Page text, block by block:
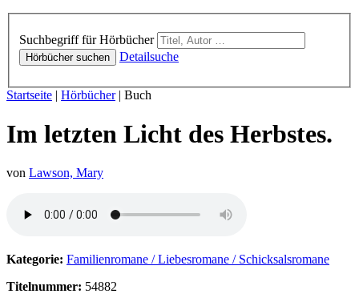
Suchbegriff für Hörbücher
Hörbücher suchen Detailsuche
Sie sind hier:
Startseite | Hörbücher| Buch
Im letzten Licht des Herbstes.
von Lawson, Mary
Kategorie: Familienromane / Liebesromane / Schicksalsromane
Titelnummer: 54882